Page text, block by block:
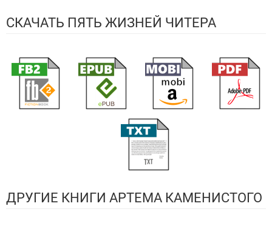
СКАЧАТЬ ПЯТЬ ЖИЗНЕЙ ЧИТЕРА
ДРУГИЕ КНИГИ АРТЕМА КАМЕНИСТОГО